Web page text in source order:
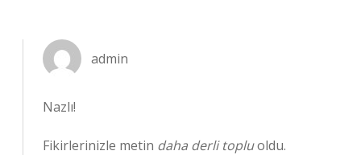
admin
Nazlı!
Fikirlerinizle metin daha derli topluoldu.